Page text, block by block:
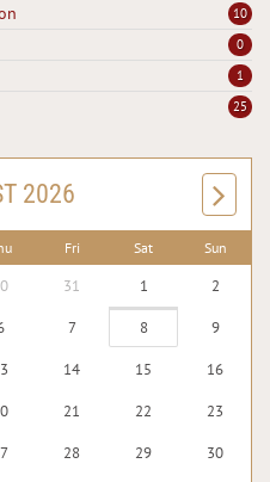
10
0
1
25
2026
Fri Sat Sun
31 1 2
7 8 9
14 15 16
21 22 23
28 29 30